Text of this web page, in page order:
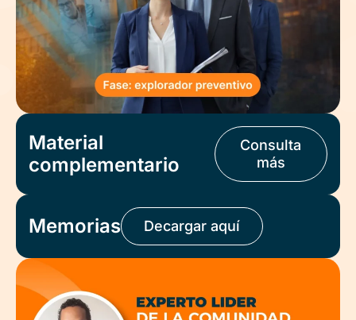
Material
complementario
Consulta
más
Memorias Decargar aquí